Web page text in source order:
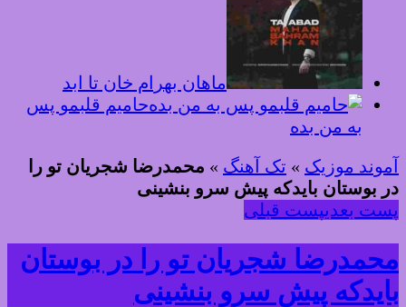
ماهان بهرام خان تا ابد
حامیم قلبمو پس
به من بده
آموند موزیک » تک آهنگ » محمدرضا شجریان تو را
در بوستان بایدکه پیش سرو بنشینی
پست بعدیپست قبلی
محمدرضا شجریان تو را در بوستان
بایدکه پیش سرو بنشینی